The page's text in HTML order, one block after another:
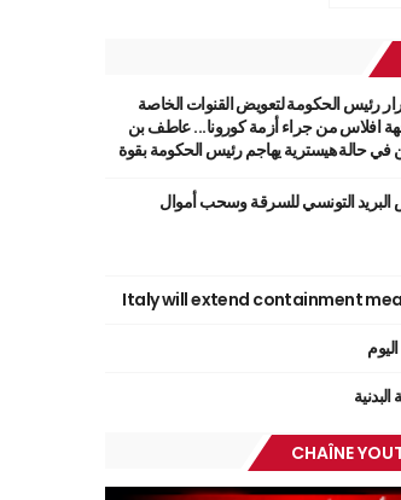
رئيس الحكومة لتعويض القنوات الخاصة
افلاس من جراء أزمة كورونا... عاطف بن
حالة هيسترية يهاجم رئيس الحكومة بقوة
التونسي للسرقة وسحب أموال
Italy will extend containment